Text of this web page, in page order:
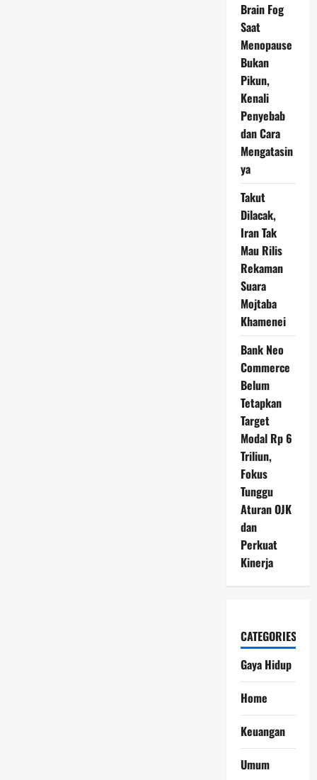
Brain Fog
Saat
Menopause
Bukan
Pikun,
Kenali
Penyebab
dan Cara
Mengatasin
ya
Takut
Dilacak,
Iran Tak
Mau Rilis
Rekaman
Suara
Mojtaba
Khamenei
Bank Neo
Commerce
Belum
Tetapkan
Target
Modal Rp 6
Triliun,
Fokus
Tunggu
Aturan OJK
dan
Perkuat
Kinerja
CATEGORIES
Gaya Hidup
Home
Keuangan
Umum